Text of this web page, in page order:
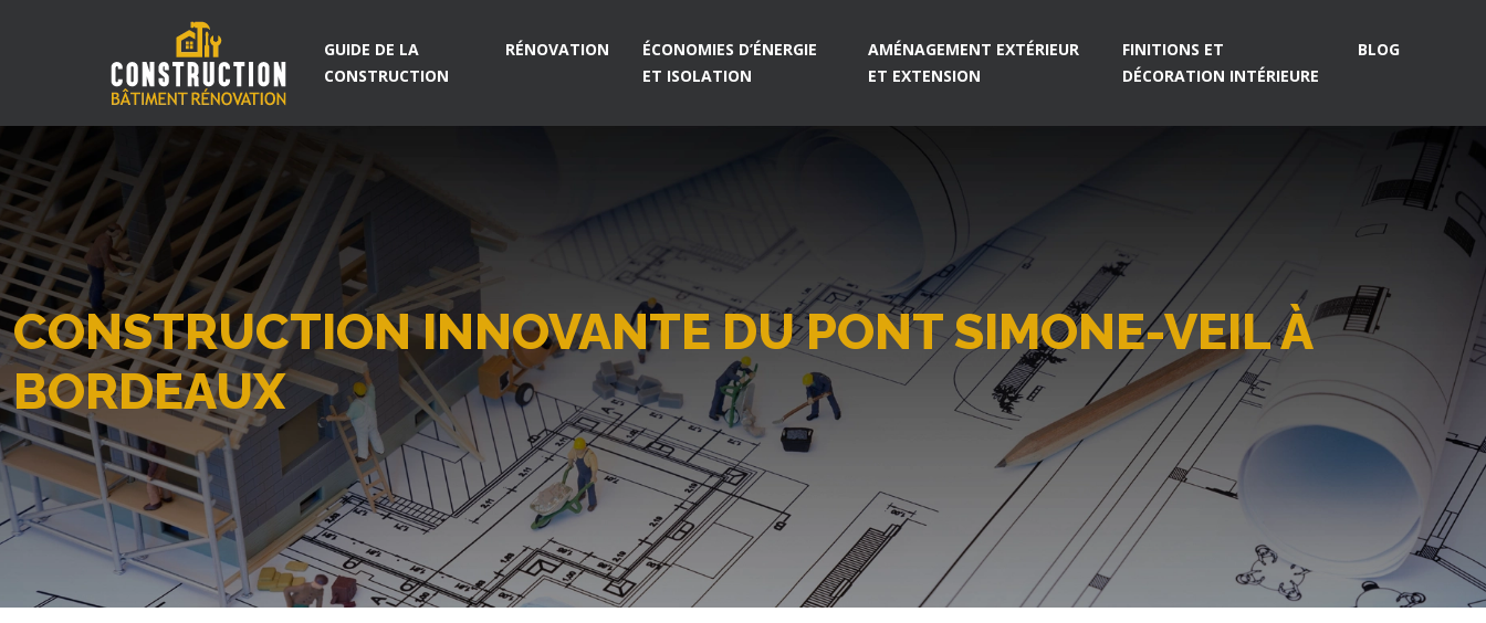
GUIDE DE LA
CONSTRUCTION
RÉNOVATION
ÉCONOMIES D’ÉNERGIE
ET ISOLATION
AMÉNAGEMENT EXTÉRIEUR
ET EXTENSION
FINITIONS ET
DÉCORATION INTÉRIEURE
BLOG
CONSTRUCTION INNOVANTE DU PONT SIMONE-VEIL À
BORDEAUX